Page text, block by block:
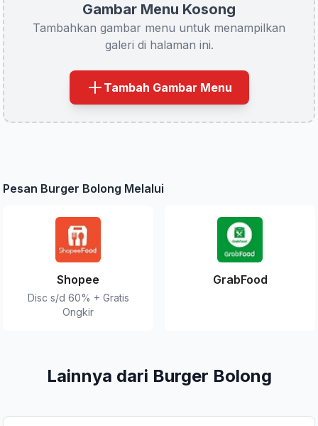
Gambar Menu Kosong
Tambahkan gambar menu untuk menampilkan
galeri di halaman ini.
Tambah Gambar Menu
Pesan Burger Bolong Melalui
Shopee
Disc s/d 60% + Gratis
Ongkir
GrabFood
Lainnya dari Burger Bolong